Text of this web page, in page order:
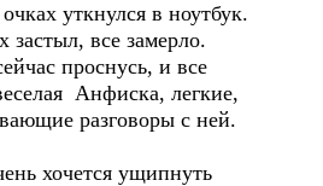
уткнулся в ноутбук.
застыл, все замерло.
проснусь, и все
Анфиска, легкие,
разговоры с ней.
хочется ущипнуть